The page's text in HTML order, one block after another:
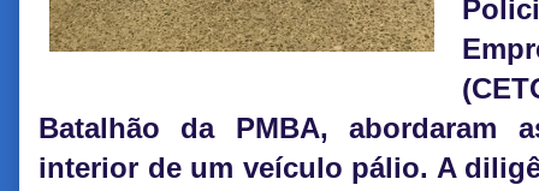
Batalhão da PMBA, abordaram
interior de um veículo pálio. A